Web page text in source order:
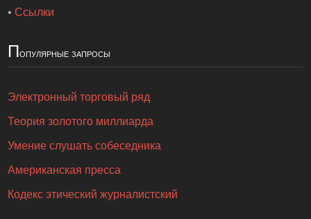
•Ссылки
Популярные запросы
Электронный торговый ряд
Теория золотого миллиарда
Умение слушать собеседника
Американская пресса
Кодекс этический журналистский